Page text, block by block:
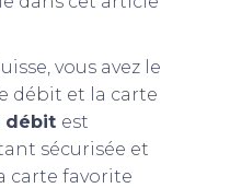
vous avez le
débit et la carte
débit est
sécurisée et
carte favorite